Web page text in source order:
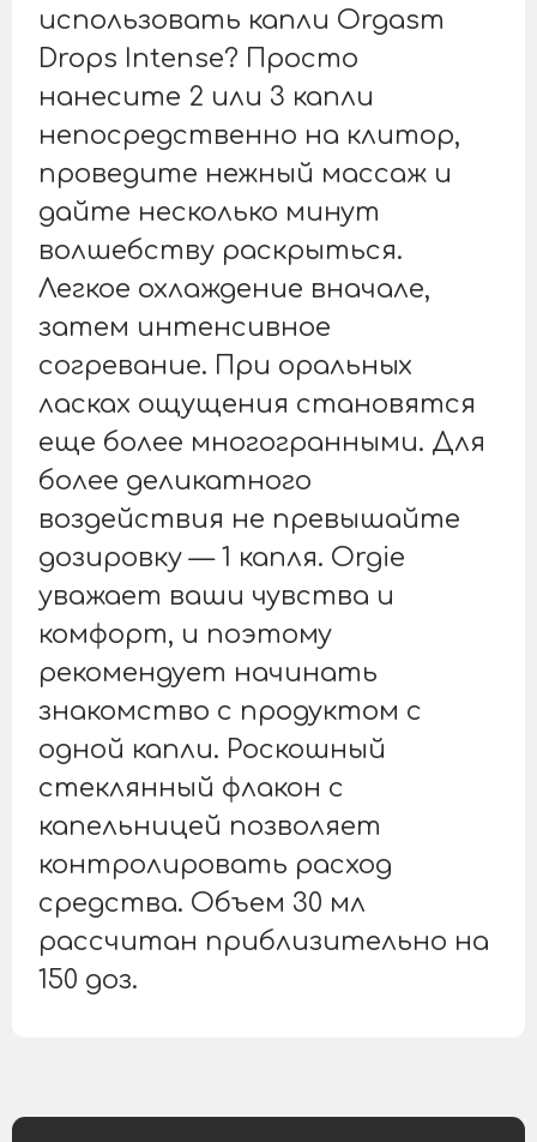
использовать капли Orgasm
Drops Intense? Просто
нанесите 2 или 3 капли
непосредственно на клитор,
проведите нежный массаж и
дайте несколько минут
волшебству раскрыться.
Легкое охлаждение вначале,
затем интенсивное
согревание. При оральных
ласках ощущения становятся
еще более многогранными. Для
более деликатного
воздействия не превышайте
дозировку — 1 капля. Orgie
уважает ваши чувства и
комфорт, и поэтому
рекомендует начинать
знакомство с продуктом с
одной капли. Роскошный
стеклянный флакон с
капельницей позволяет
контролировать расход
средства. Объем 30 мл
рассчитан приблизительно на
150 доз.